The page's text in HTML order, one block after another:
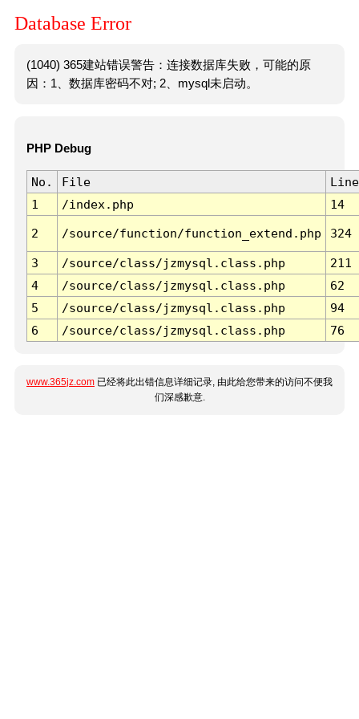
Database Error
(1040) 365建站错误警告：连接数据库失败，可能的原
因：1、数据库密码不对; 2、mysql未启动。
PHP Debug
No. File
Line
1
/index.php 14
2 /source/function/function_extend.php 324
3 /source/class/jzmysql.class.php
211
4
/source/class/jzmysql.class.php
62
5
/source/class/jzmysql.class.php
94
6
/source/class/jzmysql.class.php 76
www.365jz.com 已经将此出错信息详细记录, 由此给您带来的访问不便我
们深感歉意.